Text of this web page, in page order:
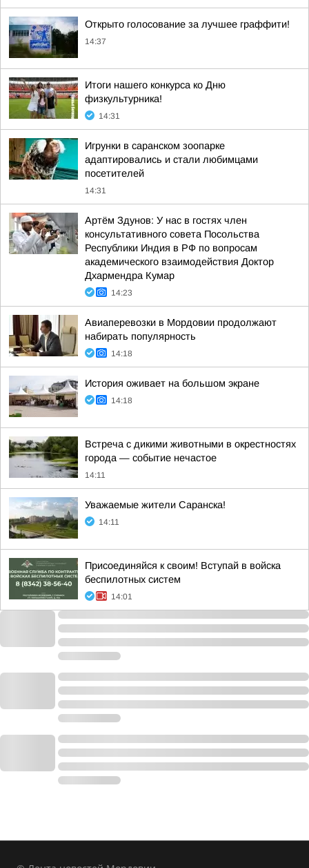
Открыто голосование за лучшее граффити!
14:37
Итоги нашего конкурса ко Дню
физкультурника!
14:31
Игрунки в саранском зоопарке
адаптировались и стали любимцами
посетителей
14:31
Артём Здунов: У нас в гостях член
консультативного совета Посольства
Республики Индия в РФ по вопросам
академического взаимодействия Доктор
Дхармендра Кумар
14:23
Авиаперевозки в Мордовии продолжают
набирать популярность
14:18
История оживает на большом экране
14:18
Встреча с дикими животными в окрестностях
города — событие нечастое
14:11
Уважаемые жители Саранска!
14:11
Присоединяйся к своим! Вступай в войска
беспилотных систем
14:01